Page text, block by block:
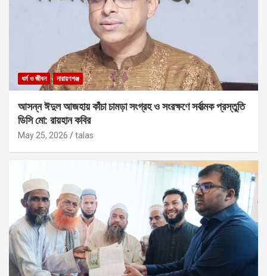
ধর্ম ও জীবন নারায়ণগঞ্জ
আসন্ন ঈদুল আজহায় কাঁচা চামড়া সংগ্রহ ও সংরক্ষণে সর্বাত্মক প্রস্তুতি
ডিসি মো: রায়হান কবির
May 25, 2026 talas